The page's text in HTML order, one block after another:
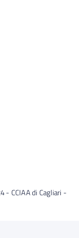
- CCIAA di Cagliari -